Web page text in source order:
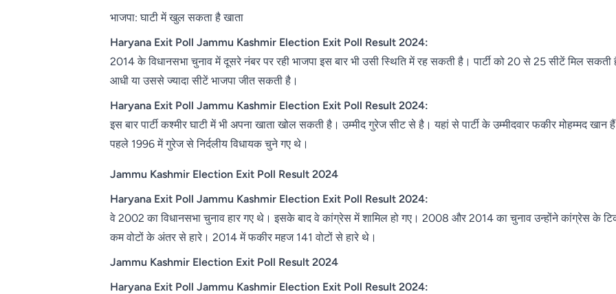
भाजपा: घाटी में खुल सकता है खाता
Haryana Exit Poll Jammu Kashmir Election Exit Poll Result 2024:
2014 के विधानसभा चुनाव में दूसरे नंबर पर रही भाजपा इस बार भी उसी स्थिति में रह सकती है। पार्टी को 20 से 25 सीटें मिल
आधी या उससे ज्यादा सीटें भाजपा जीत सकती है।
Haryana Exit Poll Jammu Kashmir Election Exit Poll Result 2024:
इस बार पार्टी कश्मीर घाटी में भी अपना खाता खोल सकती है। उम्मीद गुरेज सीट से है। यहां से पार्टी के उम्मीदवार फकीर मोहम्मद
पहले 1996 में गुरेज से निर्दलीय विधायक चुने गए थे।
Jammu Kashmir Election Exit Poll Result 2024
Haryana Exit Poll Jammu Kashmir Election Exit Poll Result 2024:
वे 2002 का विधानसभा चुनाव हार गए थे। इसके बाद वे कांग्रेस में शामिल हो गए। 2008 और 2014 का चुनाव उन्होंने कांग्रेस के
कम वोटों के अंतर से हारे। 2014 में फकीर महज 141 वोटों से हारे थे।
Jammu Kashmir Election Exit Poll Result 2024
Haryana Exit Poll Jammu Kashmir Election Exit Poll Result 2024: